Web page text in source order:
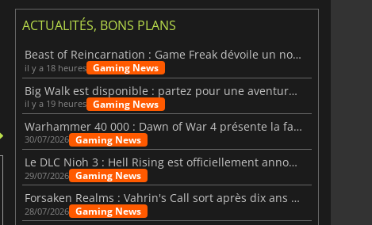
ACTUALITÉS, BONS PLANS
Beast of Reincarnation : Game Freak dévoile un nouveau pari
il y a 18 heures Gaming News
Big Walk est disponible : partez pour une aventure entre amis
il y a 19 heures Gaming News
Warhammer 40 000 : Dawn of War 4 présente la faction des Nécrons
30/07/2026 Gaming News
Le DLC Nioh 3 : Hell Rising est officiellement annoncé
29/07/2026 Gaming News
Forsaken Realms : Vahrin's Call sort après dix ans de développement
28/07/2026 Gaming News